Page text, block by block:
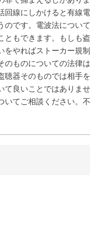
線にしかけると有線
です。電波法につい
ともできます。もしも
をやればストーカー規
のものについての法律
聴器そのものでは相手
て良いことではありま
いてご相談ください。